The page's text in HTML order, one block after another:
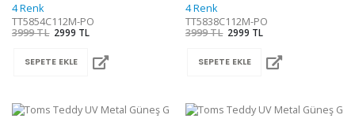
4 Renk
TT5854C112M-PO
3999 TL 2999 TL
SEPETE EKLE
4 Renk
TT5838C112M-PO
3999 TL 2999 TL
SEPETE EKLE